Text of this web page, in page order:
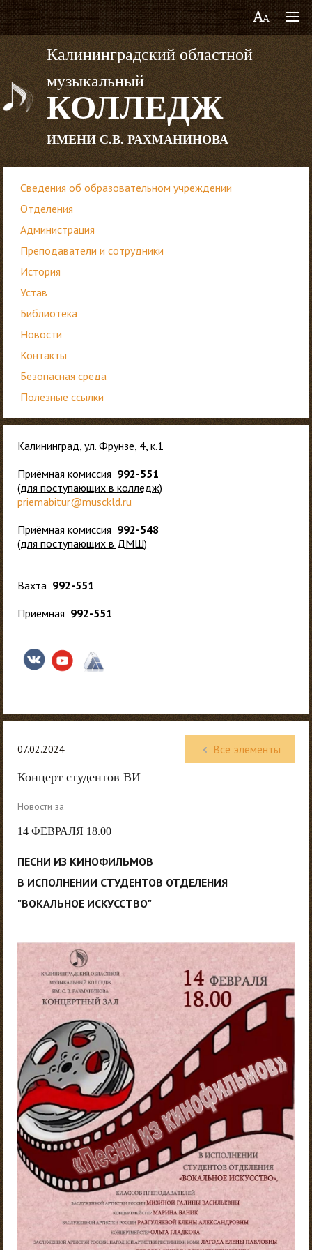
Калининградский областной
музыкальный
КОЛЛЕДЖ
ИМЕНИ С.В. РАХМАНИНОВА
Сведения об образовательном учреждении
Отделения
Администрация
Преподаватели и сотрудники
История
Устав
Библиотека
Новости
Контакты
Безопасная среда
Полезные ссылки
Калининград, ул. Фрунзе, 4, к.1
Приёмная комиссия 992-551
(для поступающих в колледж)
priemabitur@musckld.ru
Приёмная комиссия 992-548
(для поступающих в ДМШ)
Вахта 992-551
Приемная 992-551
07.02.2024
Все элементы
Концерт студентов ВИ
Новости за
14 ФЕВРАЛЯ 18.00
ПЕСНИ ИЗ КИНОФИЛЬМОВ
В ИСПОЛНЕНИИ СТУДЕНТОВ ОТДЕЛЕНИЯ
"ВОКАЛЬНОЕ ИСКУССТВО"